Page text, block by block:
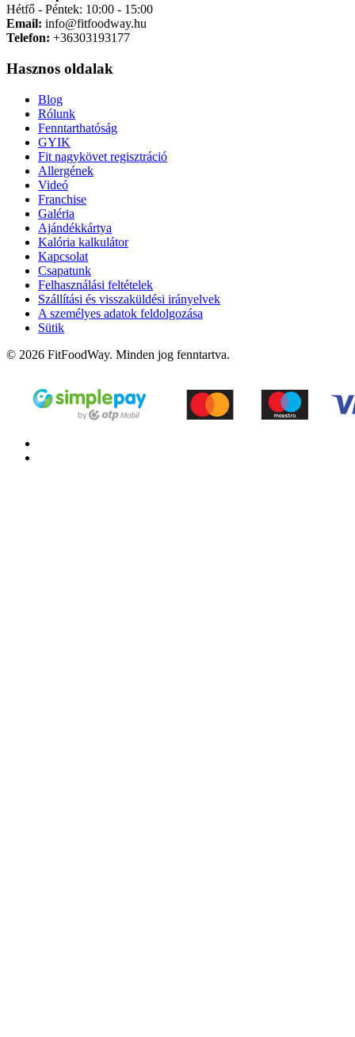
Hétfő - Péntek: 10:00 - 15:00
Email: info@fitfoodway.hu
Telefon: +36303193177
Hasznos oldalak
Blog
Rólunk
Fenntarthatóság
GYIK
Fit nagykövet regisztráció
Allergének
Videó
Franchise
Galéria
Ajándékkártya
Kalória kalkulátor
Kapcsolat
Csapatunk
Felhasználási feltételek
Szállítási és visszaküldési irányelvek
A személyes adatok feldolgozása
Sütik
© 2026 FitFoodWay. Minden jog fenntartva.